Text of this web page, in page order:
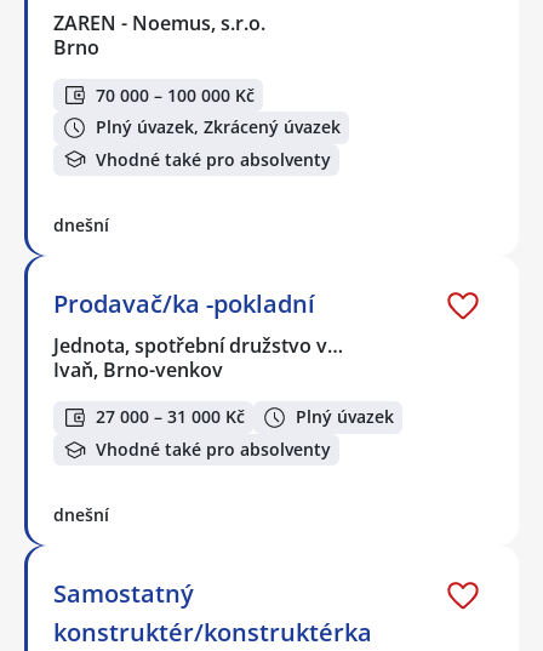
ZAREN - Noemus, s.r.o.
Brno
70 000 – 100 000 Kč
Plný úvazek, Zkrácený úvazek
Vhodné také pro absolventy
dnešní
Prodavač/ka -pokladní
Jednota, spotřební družstvo v…
Ivaň, Brno-venkov
27 000 – 31 000 Kč
Plný úvazek
Vhodné také pro absolventy
dnešní
Samostatný
konstruktér/konstruktérka